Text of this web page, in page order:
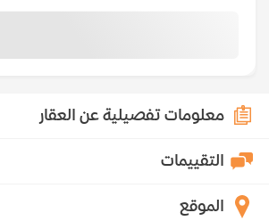
معلومات تفصيلية عن العقار
التقييمات
الموقع